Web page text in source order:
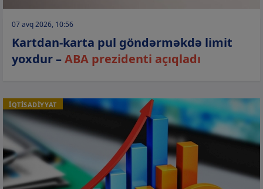
07 avq 2026, 10:56
Kartdan-karta pul göndərməkdə limit
yoxdur –ABA prezidenti açıqladı
İQTİSADİYYAT